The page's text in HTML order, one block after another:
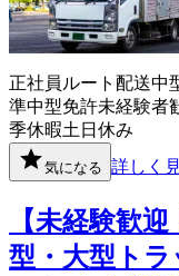
正社員 ルート配送中
準中型免許未経験者
季休暇土日休み
気になる 詳しく
【未経験歓
型・大型トラ